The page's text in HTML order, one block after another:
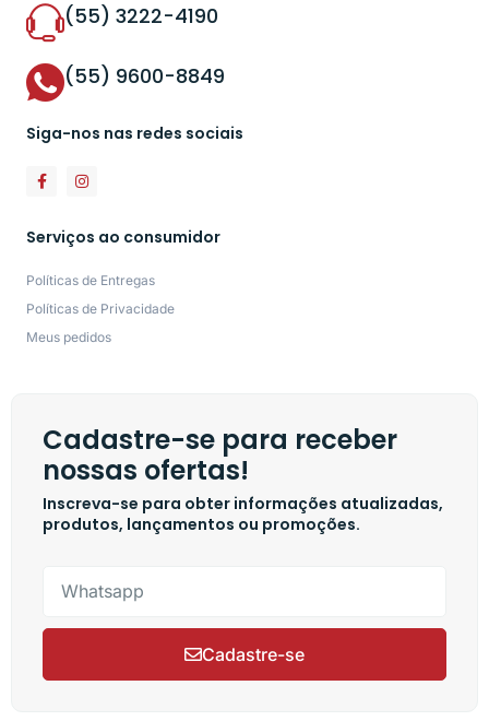
(55) 3222-4190
(55) 9600-8849
Siga-nos nas redes sociais
Serviços ao consumidor
Políticas de Entregas
Políticas de Privacidade
Meus pedidos
Cadastre-se para receber
nossas ofertas!
Inscreva-se para obter informações atualizadas,
produtos, lançamentos ou promoções.
Cadastre-se